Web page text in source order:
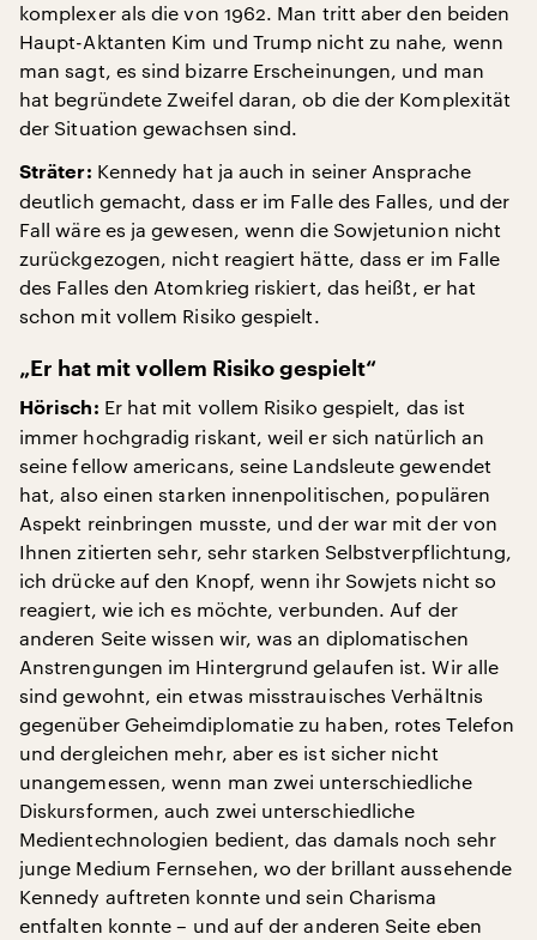
komplexer als die von 1962. Man tritt aber den beiden
Haupt-Aktanten Kim und Trump nicht zu nahe, wenn
man sagt, es sind bizarre Erscheinungen, und man
hat begründete Zweifel daran, ob die der Komplexität
der Situation gewachsen sind.
Sträter: Kennedy hat ja auch in seiner Ansprache
deutlich gemacht, dass er im Falle des Falles, und der
Fall wäre es ja gewesen, wenn die Sowjetunion nicht
zurückgezogen, nicht reagiert hätte, dass er im Falle
des Falles den Atomkrieg riskiert, das heißt, er hat
schon mit vollem Risiko gespielt.
„Er hat mit vollem Risiko gespielt“
Hörisch: Er hat mit vollem Risiko gespielt, das ist
immer hochgradig riskant, weil er sich natürlich an
seine fellow americans, seine Landsleute gewendet
hat, also einen starken innenpolitischen, populären
Aspekt reinbringen musste, und der war mit der von
Ihnen zitierten sehr, sehr starken Selbstverpflichtung,
ich drücke auf den Knopf, wenn ihr Sowjets nicht so
reagiert, wie ich es möchte, verbunden. Auf der
anderen Seite wissen wir, was an diplomatischen
Anstrengungen im Hintergrund gelaufen ist. Wir alle
sind gewohnt, ein etwas misstrauisches Verhältnis
gegenüber Geheimdiplomatie zu haben, rotes Telefon
und dergleichen mehr, aber es ist sicher nicht
unangemessen, wenn man zwei unterschiedliche
Diskursformen, auch zwei unterschiedliche
Medientechnologien bedient, das damals noch sehr
junge Medium Fernsehen, wo der brillant aussehende
Kennedy auftreten konnte und sein Charisma
entfalten konnte – und auf der anderen Seite eben